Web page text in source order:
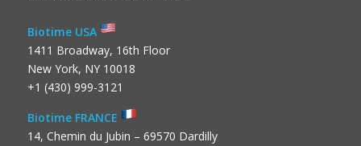
Biotime USA
1411 Broadway, 16th Floor
New York, NY 10018
+1 (430) 999-3121
Biotime FRANCE
14, Chemin du Jubin – 69570 Dardilly